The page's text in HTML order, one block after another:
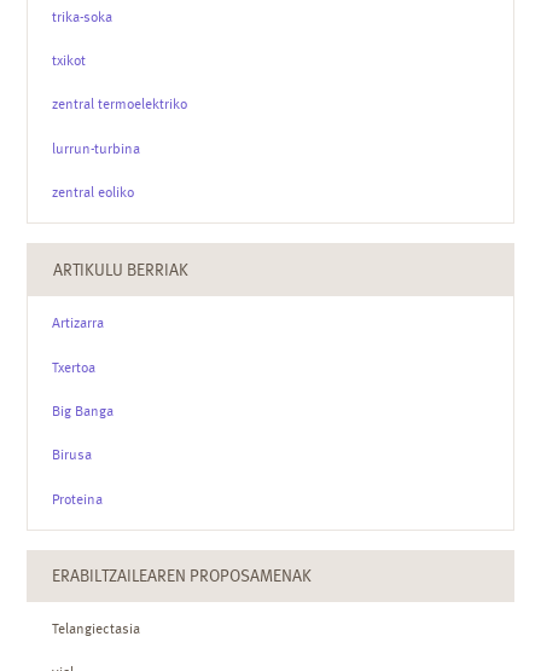
trika-soka
txikot
zentral termoelektriko
lurrun-turbina
zentral eoliko
ARTIKULU BERRIAK
Artizarra
Txertoa
Big Banga
Birusa
Proteina
ERABILTZAILEAREN PROPOSAMENAK
Telangiectasia